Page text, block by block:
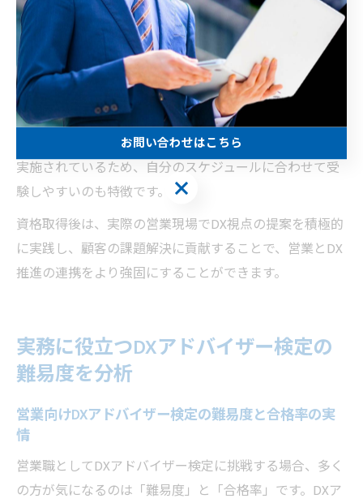
新のIT動向などが含まれており、営業現場で役立つ知識
が体系的に身につきます。
独学が不安な場合は、社内研修や勉強会などを活用し、
実務でのDX提案経験と並行して学習を進める方法も効果
的です。平均的な勉強時間は個人差がありますが、おお
むね数十時間程度が目安とされています。試験は複数回
実施されているため、自分のスケジュールに合わせて受
験しやすいのも特徴です。
資格取得後は、実際の営業現場でDX視点の提案を積極的
に実践し、顧客の課題解決に貢献することで、営業とDX
推進の連携をより強固にすることができます。
実務に役立つDXアドバイザー検定の
難易度を分析
営業向けDXアドバイザー検定の難易度と合格率の実
情
営業職としてDXアドバイザー検定に挑戦する場合、多く
の方が気になるのは「難易度」と「合格率」です。DXア
お問い合わせはこちら
お問い合わせはこちら